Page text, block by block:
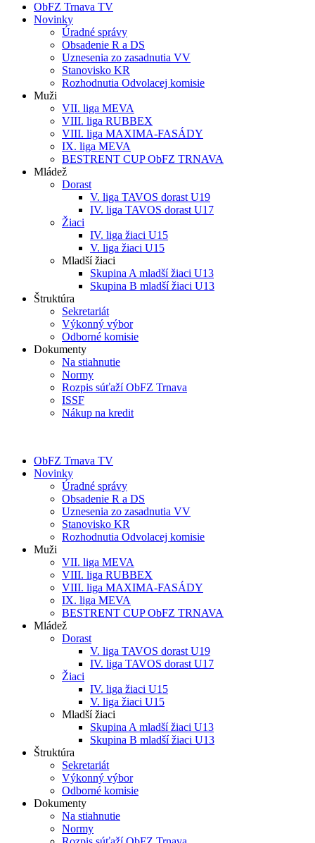
ObFZ Trnava TV
Novinky
Úradné správy
Obsadenie R a DS
Uznesenia zo zasadnutia VV
Stanovisko KR
Rozhodnutia Odvolacej komisie
Muži
VII. liga MEVA
VIII. liga RUBBEX
VIII. liga MAXIMA-FASÁDY
IX. liga MEVA
BESTRENT CUP ObFZ TRNAVA
Mládež
Dorast
V. liga TAVOS dorast U19
IV. liga TAVOS dorast U17
Žiaci
IV. liga žiaci U15
V. liga žiaci U15
Mladší žiaci
Skupina A mladší žiaci U13
Skupina B mladší žiaci U13
Štruktúra
Sekretariát
Výkonný výbor
Odborné komisie
Dokumenty
Na stiahnutie
Normy
Rozpis súťaží ObFZ Trnava
ISSF
Nákup na kredit
ObFZ Trnava TV
Novinky
Úradné správy
Obsadenie R a DS
Uznesenia zo zasadnutia VV
Stanovisko KR
Rozhodnutia Odvolacej komisie
Muži
VII. liga MEVA
VIII. liga RUBBEX
VIII. liga MAXIMA-FASÁDY
IX. liga MEVA
BESTRENT CUP ObFZ TRNAVA
Mládež
Dorast
V. liga TAVOS dorast U19
IV. liga TAVOS dorast U17
Žiaci
IV. liga žiaci U15
V. liga žiaci U15
Mladší žiaci
Skupina A mladší žiaci U13
Skupina B mladší žiaci U13
Štruktúra
Sekretariát
Výkonný výbor
Odborné komisie
Dokumenty
Na stiahnutie
Normy